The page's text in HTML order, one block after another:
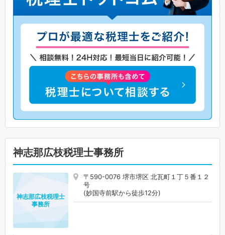
神志那広枝税理士事務所
〒590-0076 堺市堺区 北瓦町１丁５番１２
号
(妙国寺前駅から徒歩12分)
神志那広枝税理士
事務所